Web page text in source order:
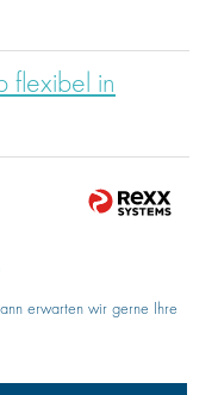
flexibel in
erwarten wir gerne Ihre